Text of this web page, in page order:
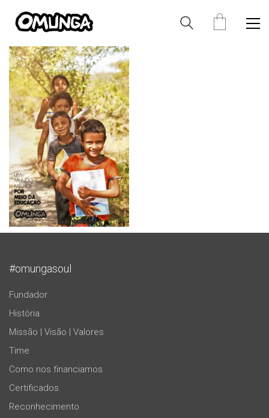
#omungasoul
Fundador
História
Missão | Visão | Valores
Time
Como nos financiamos
Certificados
Reconhecimento